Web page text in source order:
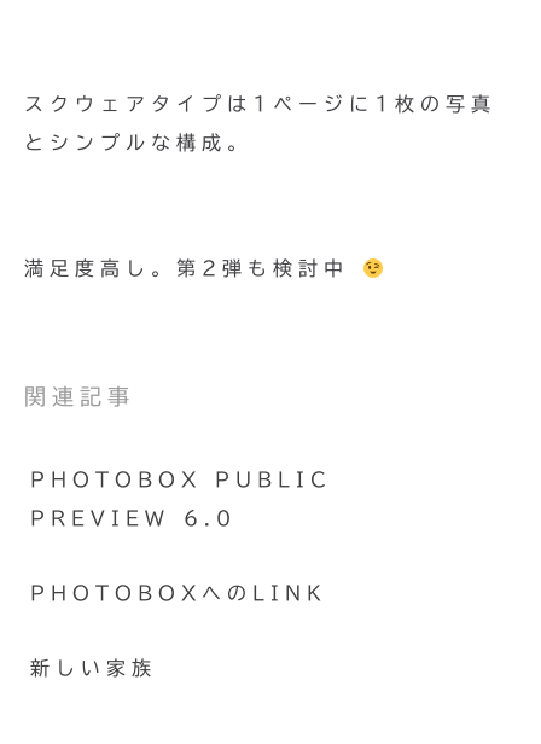
スクウェアタイプは1ページに1枚の写真
とシンプルな構成。
満足度高し。第2弾も検討中
関連記事
PHOTOBOX PUBLIC
PREVIEW 6.0
PHOTOBOXへのLINK
新しい家族